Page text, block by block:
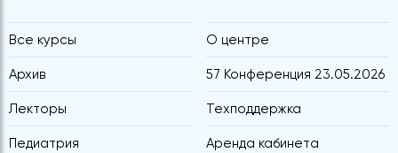
Все курсы
Архив
Лекторы
Педиатрия
О центре
57 Конференция 23.05.2026
Техподдержка
Аренда кабинета